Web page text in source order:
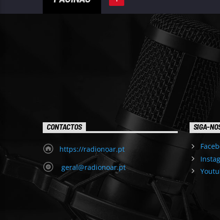
CONTACTOS
https://radionoar.pt
geral@radionoar.pt
SIGA-